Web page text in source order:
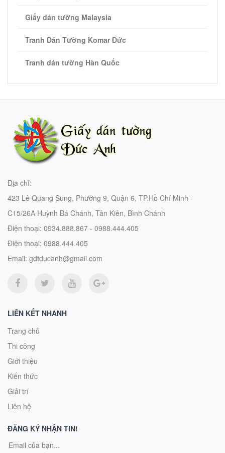
Giấy dán tường Malaysia
Tranh Dán Tường Komar Đức
Tranh dán tường Hàn Quốc
Địa chỉ:
423 Lê Quang Sung, Phường 9, Quận 6, TP.Hồ Chí Minh -
C15/26A Huỳnh Bá Chánh, Tân Kiên, Bình Chánh
Điện thoại: 0934.888.867 - 0988.444.405
Điện thoại: 0988.444.405
Email: gdtducanh@gmail.com
LIÊN KẾT NHANH
Trang chủ
Thi công
Giới thiệu
Kiến thức
Giải trí
Liên hệ
ĐĂNG KÝ NHẬN TIN!